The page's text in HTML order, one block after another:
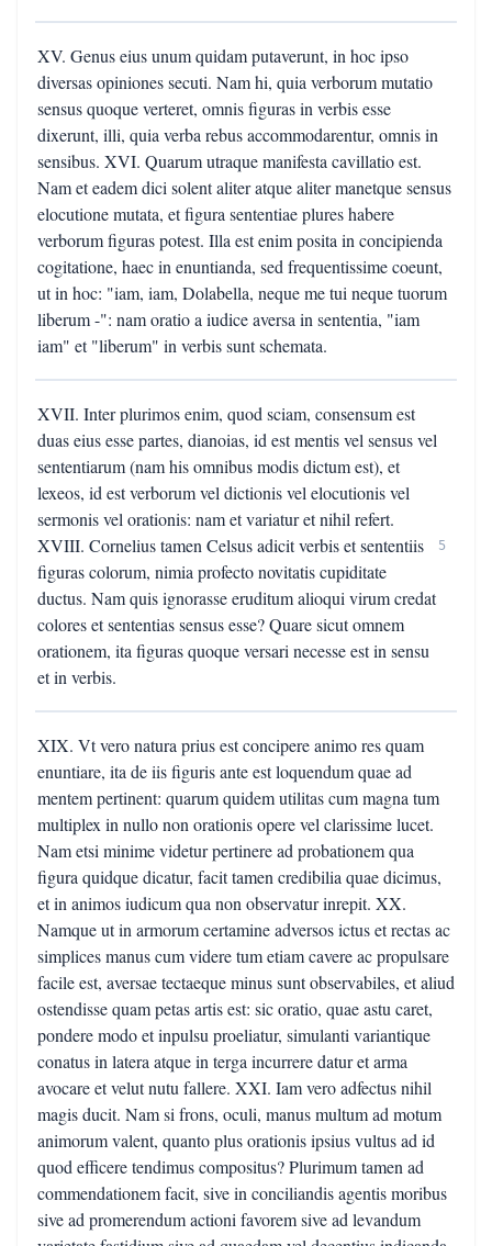
XV. Genus eius unum quidam putaverunt, in hoc ipso
diversas opiniones secuti. Nam hi, quia verborum mutatio
sensus quoque verteret, omnis figuras in verbis esse
dixerunt, illi, quia verba rebus accommodarentur, omnis in
sensibus. XVI. Quarum utraque manifesta cavillatio est.
Nam et eadem dici solent aliter atque aliter manetque sensus
elocutione mutata, et figura sententiae plures habere
verborum figuras potest. Illa est enim posita in concipienda
cogitatione, haec in enuntianda, sed frequentissime coeunt,
ut in hoc: "iam, iam, Dolabella, neque me tui neque tuorum
liberum -": nam oratio a iudice aversa in sententia, "iam
iam" et "liberum" in verbis sunt schemata.
XVII. Inter plurimos enim, quod sciam, consensum est
duas eius esse partes, dianoias, id est mentis vel sensus vel
sententiarum (nam his omnibus modis dictum est), et
lexeos, id est verborum vel dictionis vel elocutionis vel
sermonis vel orationis: nam et variatur et nihil refert.
XVIII. Cornelius tamen Celsus adicit verbis et sententiis
figuras colorum, nimia profecto novitatis cupiditate
ductus. Nam quis ignorasse eruditum alioqui virum credat
colores et sententias sensus esse? Quare sicut omnem
orationem, ita figuras quoque versari necesse est in sensu
et in verbis.
5
XIX. Vt vero natura prius est concipere animo res quam
enuntiare, ita de iis figuris ante est loquendum quae ad
mentem pertinent: quarum quidem utilitas cum magna tum
multiplex in nullo non orationis opere vel clarissime lucet.
Nam etsi minime videtur pertinere ad probationem qua
figura quidque dicatur, facit tamen credibilia quae dicimus,
et in animos iudicum qua non observatur inrepit. XX.
Namque ut in armorum certamine adversos ictus et rectas ac
simplices manus cum videre tum etiam cavere ac propulsare
facile est, aversae tectaeque minus sunt observabiles, et aliud
ostendisse quam petas artis est: sic oratio, quae astu caret,
pondere modo et inpulsu proeliatur, simulanti variantique
conatus in latera atque in terga incurrere datur et arma
avocare et velut nutu fallere. XXI. Iam vero adfectus nihil
magis ducit. Nam si frons, oculi, manus multum ad motum
animorum valent, quanto plus orationis ipsius vultus ad id
quod efficere tendimus compositus? Plurimum tamen ad
commendationem facit, sive in conciliandis agentis moribus
sive ad promerendum actioni favorem sive ad levandum